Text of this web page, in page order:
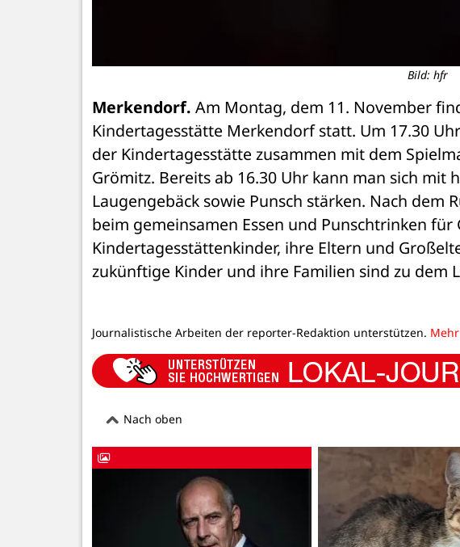
Bild: hfr
Merkendorf. Am Montag, dem 11. November
Kindertagesstätte Merkendorf statt. Um 17.30
der Kindertagesstätte zusammen mit dem
Grömitz. Bereits ab 16.30 Uhr kann man sich mit
Laugengebäck sowie Punsch stärken. Nach dem
beim gemeinsamen Essen und Punschtrinken für
Kindertagesstättenkinder, ihre Eltern und
zukünftige Kinder und ihre Familien sind zu dem
Journalistische Arbeiten der reporter-Redaktion unterstützen.
Nach oben